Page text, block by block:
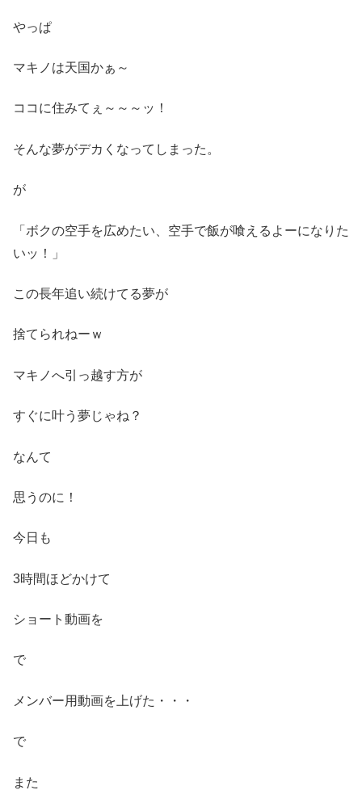
やっぱ
マキノは天国かぁ～
ココに住みてぇ～～～ッ！
そんな夢がデカくなってしまった。
が
「ボクの空手を広めたい、空手で飯が喰えるよーになりた
いッ！」
この長年追い続けてる夢が
捨てられねーｗ
マキノへ引っ越す方が
すぐに叶う夢じゃね？
なんて
思うのに！
今日も
3時間ほどかけて
ショート動画を
で
メンバー用動画を上げた・・・
で
また